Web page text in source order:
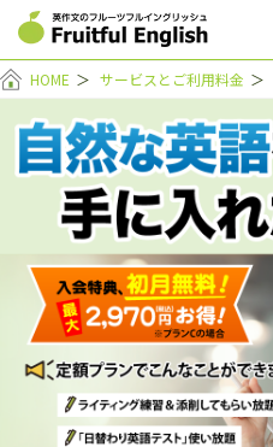
HOME ＞ サービスとご利用料金 ＞